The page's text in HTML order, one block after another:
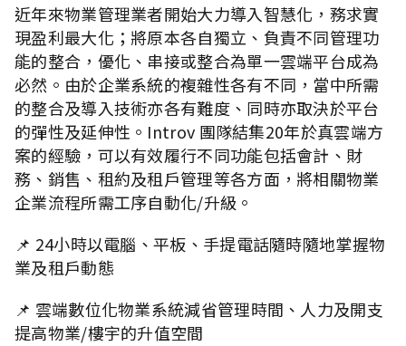
近年來物業管理業者開始大力導入智慧化，務求實
現盈利最大化；將原本各自獨立、負責不同管理功
能的整合，優化、串接或整合為單一雲端平台成為
必然。 由於企業系統的複雜性各有不同，當中所需
的整合及導入技術亦各有難度、同時亦取決於平台
的彈性及延伸性。 Introv 團隊結集20年於真雲端方
案的經驗，可以有效履行不同功能包括會計、財
務、銷售、租約及租戶管理等各方面，將相關物業
企業流程所需工序自動化/升級。
📌 24小時以電腦、平板、手提電話隨時隨地掌握物
業及租戶動態
📌 雲端數位化物業系統減省管理時間、人力及開支
提高物業/樓宇的升值空間